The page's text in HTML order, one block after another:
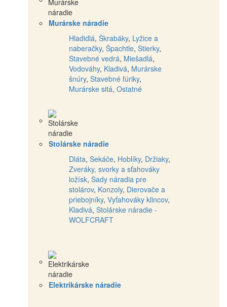
Murárske náradie
Hladidlá, Škrabáky, Lyžice a
naberačky, Špachtle, Stierky,
Stavebné vedrá, Miešadlá,
Vodováhy, Kladivá, Murárske
šnúry, Stavebné fúriky,
Murárske sitá, Ostatné
Stolárske náradie
Dláta, Sekáče, Hoblíky, Držiaky,
Zveráky, svorky a sťahováky
ložísk, Sady náradia pre
stolárov, Konzoly, Dierovače a
priebojníky, Vyťahováky klincov,
Kladivá, Stolárske náradie -
WOLFCRAFT
Elektrikárske náradie